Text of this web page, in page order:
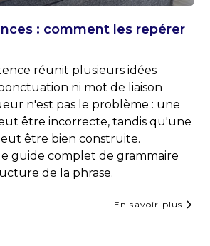
: comment les repérer
réunit plusieurs idées
ni mot de liaison
n'est pas le problème : une
être incorrecte, tandis qu'une
être bien construite.
guide complet de grammaire
de la phrase.
En savoir plus